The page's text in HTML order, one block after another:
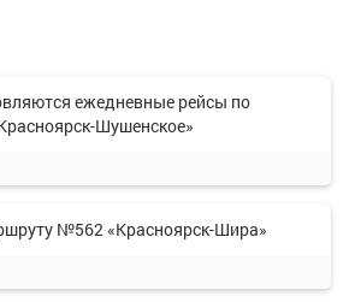
ежедневные рейсы по
Шушенское»
№562 «Красноярск-Шира»